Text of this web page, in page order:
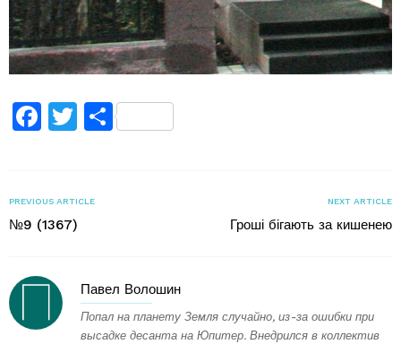
Facebook
TwitterПоділитися
PREVIOUS ARTICLE
№9 (1367)
NEXT ARTICLE
Гроші бігають за кишенею
Павел Волошин
Попал на планету Земля случайно, из-за ошибки при
высадке десанта на Юпитер. Внедрился в коллектив